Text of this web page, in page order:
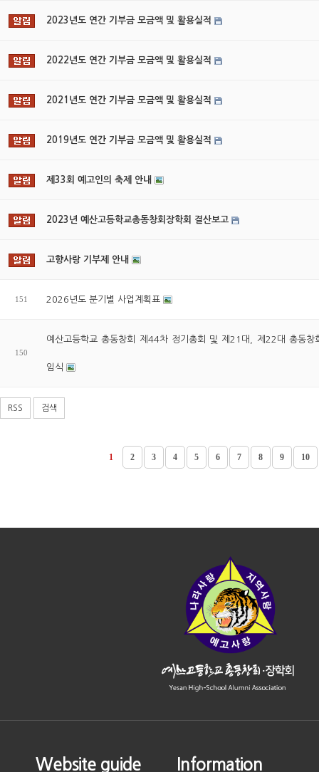
2023년도 연간 기부금 모금액 및 활용실적
2022년도 연간 기부금 모금액 및 활용실적
2021년도 연간 기부금 모금액 및 활용실적
2019년도 연간 기부금 모금액 및 활용실적
제33회 예고인의 축제 안내
2023년 예산고등학교총동창회장학회 결산보고
고향사랑 기부제 안내
151 2026년도 분기별 사업계획표
150
예산고등학교 총동창회 제44차 정기총회 및 제21대, 제22대 총동창
임식
RSS 검색
1 2 3 4 5 6 7 8 9 10
Website guide Information